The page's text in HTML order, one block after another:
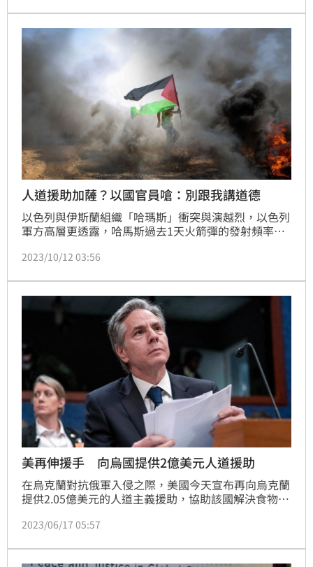
人道援助加薩？以國官員嗆：別跟我講道德
以色列與伊斯蘭組織「哈瑪斯」衝突與演越烈，以色列
軍方高層更透露，哈馬斯過去1天火箭彈的發射頻率銳
下，據希伯來媒體報道，以色列已有1300人死亡、
瑪斯官員表示，加薩已有1203人死於衝突或空襲，傷
員更攀升至5763人。
2023/10/12 03:56
美再伸援手 向烏國提供2億美元人道援助
在烏克蘭對抗俄軍入侵之際，美國今天宣布再向烏克蘭
提供2.05億美元的人道主義援助，協助該國解決食物、
2023/06/17 05:57